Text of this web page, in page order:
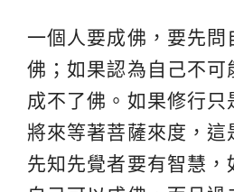
一個人要成佛，要先問
佛；如果認為自己不可
成不了佛。如果修行只
將來等著菩薩來度，這
先知先覺者要有智慧，